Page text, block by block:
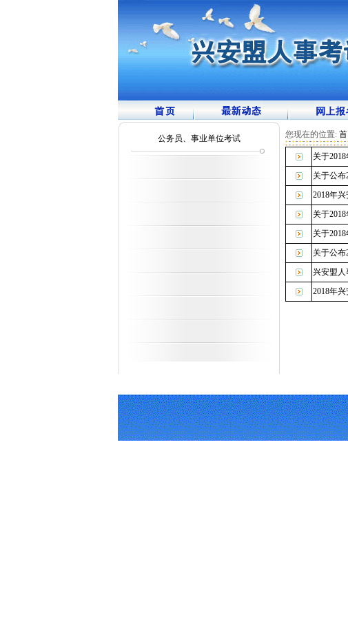
公务员、事业单位考试 您现在的位置:
关于
关于公
2018年
关于
关于
关于公
兴安盟人
2018年